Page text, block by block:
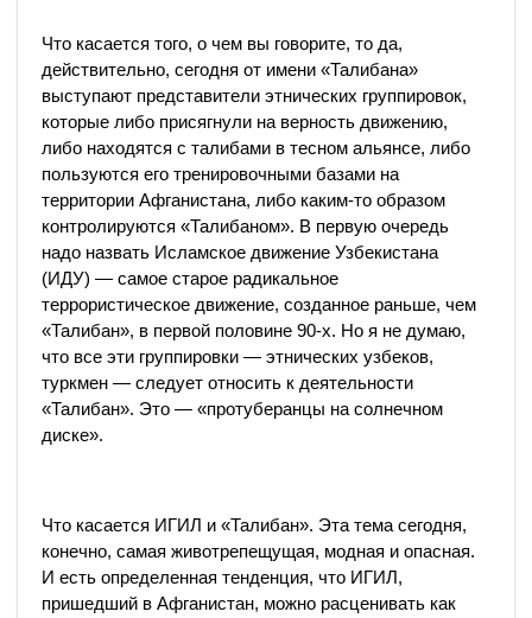
Что касается того, о чем вы говорите, то да,
действительно, сегодня от имени «Талибана»
выступают представители этнических группировок,
которые либо присягнули на верность движению,
либо находятся с талибами в тесном альянсе, либо
пользуются его тренировочными базами на
территории Афганистана, либо каким-то образом
контролируются «Талибаном». В первую очередь
надо назвать Исламское движение Узбекистана
(ИДУ) — самое старое радикальное
террористическое движение, созданное раньше, чем
«Талибан», в первой половине 90-х. Но я не думаю,
что все эти группировки — этнических узбеков,
туркмен — следует относить к деятельности
«Талибан». Это — «протуберанцы на солнечном
диске».
Что касается ИГИЛ и «Талибан». Эта тема сегодня,
конечно, самая животрепещущая, модная и опасная.
И есть определенная тенденция, что ИГИЛ,
пришедший в Афганистан, можно расценивать как